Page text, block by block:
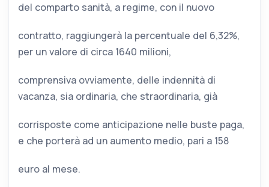
del comparto sanità, a regime, con il nuovo
contratto, raggiungerà la percentuale del 6,32%,
per un valore di circa 1640 milioni,
comprensiva ovviamente, delle indennità di
vacanza, sia ordinaria, che straordinaria, già
corrisposte come anticipazione nelle buste paga,
e che porterà ad un aumento medio, pari a 158
euro al mese.